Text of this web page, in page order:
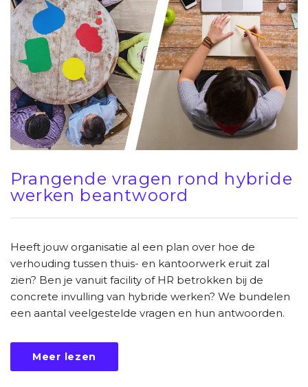
Prangende vragen rond hybride
werken beantwoord
Heeft jouw organisatie al een plan over hoe de
verhouding tussen thuis- en kantoorwerk eruit zal
zien? Ben je vanuit facility of HR betrokken bij de
concrete invulling van hybride werken? We bundelen
een aantal veelgestelde vragen en hun antwoorden.
Meer lezen